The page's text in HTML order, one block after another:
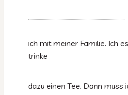
ich mit meiner Familie. Ich
trinke
dazu einen Tee. Dann muss